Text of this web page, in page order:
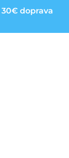
doprava